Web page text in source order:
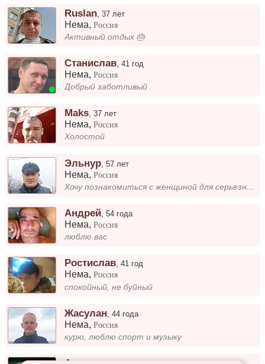
Ruslan ,37 лет
Нема,Россия
Активный отдых 🎂
Станислав ,41 год
Нема,Россия
Добрый заботливый
Maks,37 лет
Нема,Россия
Холостой
Эльнур ,57 лет
Нема,Россия
Хочу познакомиться с женщиной для серьезных отношений
Андрей ,54 года
Нема,Россия
люблю вас
Ростислав,41 год
Нема,Россия
спокойный, не буйный
Жасулан ,44 года
Нема,Россия
курю, люблю спорт и музыку